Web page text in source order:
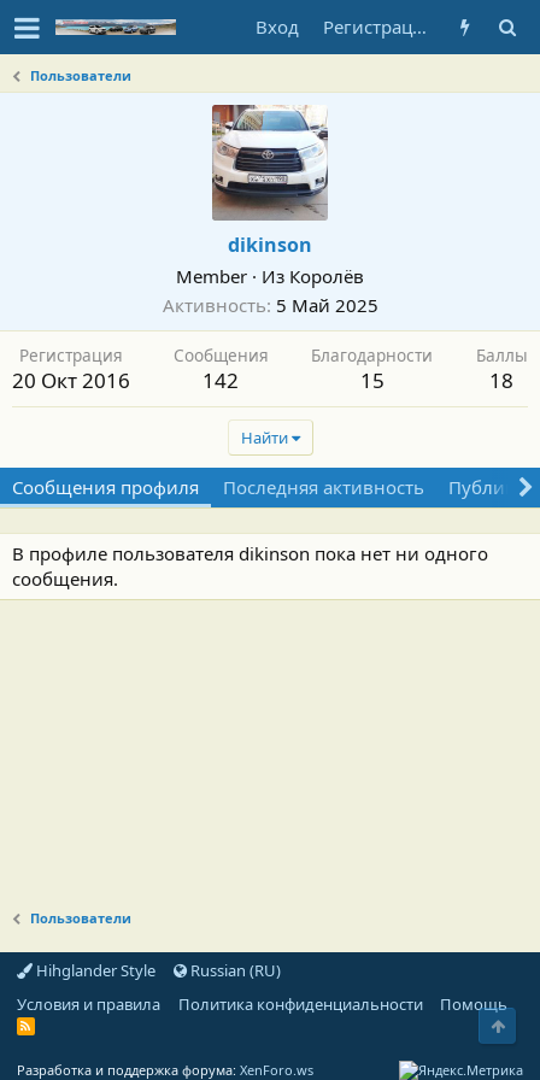
Вход Регистрация
Пользователи
dikinson
Member · Из Королёв
Активность 5 Май 2025
Регистрация
20 Окт 2016
Сообщения
142
Благодарности
15
Баллы
18
Найти
Сообщения профиля Последняя активность
В профиле пользователя dikinson пока нет ни одного
сообщения.
Пользователи
Hihglander Style
Russian (RU)
Условия и правила
Политика конфиденциальности Помощь
R
Разработка и поддержка форума: XenForo.ws